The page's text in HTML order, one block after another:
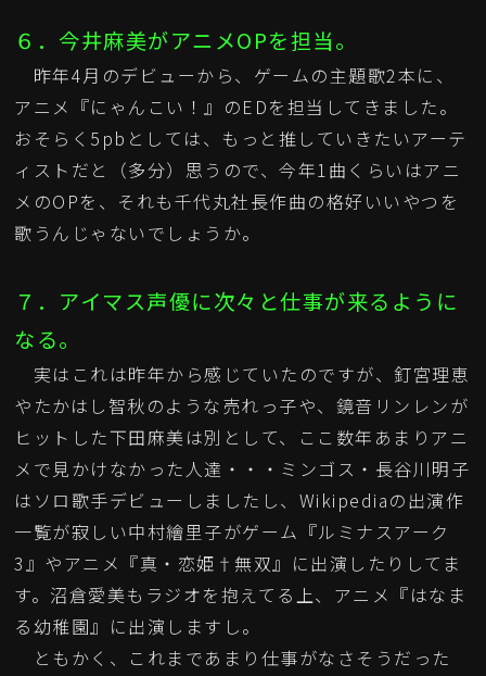
６．今井麻美がアニメOPを担当。
昨年4月のデビューから、ゲームの主題歌2本に、
アニメ『にゃんこい！』のEDを担当してきました。
おそらく5pbとしては、もっと推していきたいアーテ
ィストだと（多分）思うので、今年1曲くらいはアニ
メのOPを、それも千代丸社長作曲の格好いいやつを
歌うんじゃないでしょうか。
７．アイマス声優に次々と仕事が来るように
なる。
実はこれは昨年から感じていたのですが、釘宮理恵
やたかはし智秋のような売れっ子や、鏡音リンレンが
ヒットした下田麻美は別として、ここ数年あまりアニ
メで見かけなかった人達・・・ミンゴス・長谷川明子
はソロ歌手デビューしましたし、Wikipediaの出演作
一覧が寂しい中村繪里子がゲーム『ルミナスアーク
3』やアニメ『真・恋姫†無双』に出演したりしてま
す。沼倉愛美もラジオを抱えてる上、アニメ『はなま
る幼稚園』に出演しますし。
ともかく、これまであまり仕事がなさそうだった